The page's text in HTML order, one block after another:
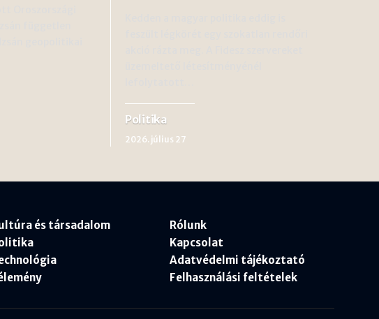
Politika
2026. július 27
és társadalom
Rólunk
Kapcsolat
Adatvédelmi tájékoztató
Felhasználási feltételek